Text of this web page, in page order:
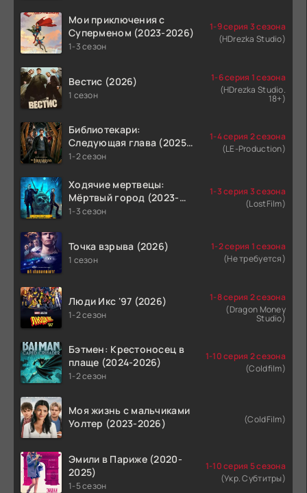
Мои приключения с
Суперменом (2023-2026)
1-3 сезон
1-9 серия 3 сезона
(HDrezka Studio)
Вестис (2026)
1 сезон
1-6 серия 1 сезона
(HDrezka Studio.
18+)
Библиотекари:
Следующая глава (2025-
2026)
1-2 сезон
1-4 серия 2 сезона
(LE-Production)
Ходячие мертвецы:
Мёртвый город (2023-
2026)
1-3 сезон
1-3 серия 3 сезона
(LostFilm)
Точка взрыва (2026)
1 сезон
1-2 серия 1 сезона
(Не требуется)
Люди Икс '97 (2026)
1-2 сезон
1-8 серия 2 сезона
(Dragon Money
Studio)
Бэтмен: Крестоносец в
плаще (2024-2026)
1-2 сезон
1-10 серия 2 сезона
(Coldfilm)
Моя жизнь с мальчиками
Уолтер (2023-2026)
(ColdFilm)
Эмили в Париже (2020-
2025)
1-5 сезон
1-10 серия 5 сезона
(Укр. Субтитры)